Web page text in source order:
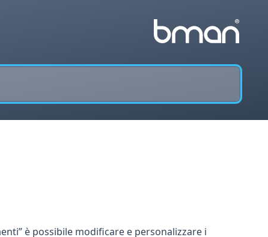
è possibile modificare e personalizzare i